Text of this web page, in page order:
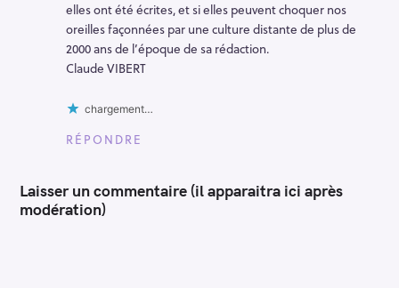
elles ont été écrites, et si elles peuvent choquer nos
oreilles façonnées par une culture distante de plus de
2000 ans de l’époque de sa rédaction.
Claude VIBERT
chargement…
RÉPONDRE
Laisser un commentaire (il apparaitra ici après
modération)